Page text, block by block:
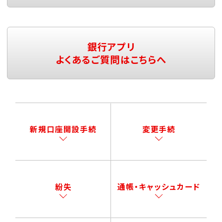
銀行アプリ
よくあるご質問はこちらへ
新規口座開設手続 変更手続
紛失 通帳・キャッシュカード